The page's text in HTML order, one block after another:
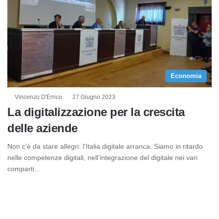
Economia
Vincenzo D'Errico 27 Giugno 2023
La digitalizzazione per la crescita
delle aziende
Non c’è da stare allegri: l’Italia digitale arranca. Siamo in ritardo
nelle competenze digitali, nell’integrazione del digitale nei vari
comparti…